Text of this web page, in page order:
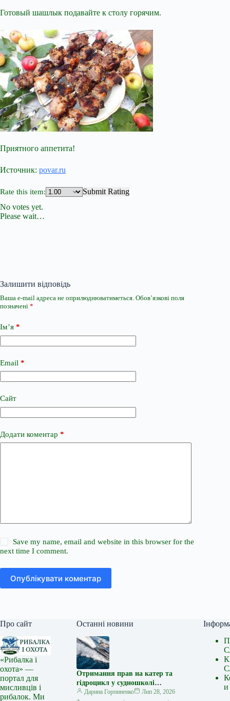
Готовый шашлык подавайте к столу горячим.
Приятного аппетита!
Источник: povar.ru
Rate this item:
Submit Rating
No votes yet.
Please wait…
Залишити відповідь
Ваша e-mail адреса не оприлюднюватиметься. Обов’язкові поля
позначені *
Ім’я *
Email *
Сайт
Додати коментар *
Save my name, email and website in this browser for the
next time I comment.
Опублікувати коментар
Про сайт
«Рибалка і
охота» —
портал для
мисливців і
рибалок. Ми
Останні новини
Отримання прав на катер та
гідроцикл у судношколі
«Либідь-А»: від теорії до
Дарина Горпиненко
Лип 28, 2026
и